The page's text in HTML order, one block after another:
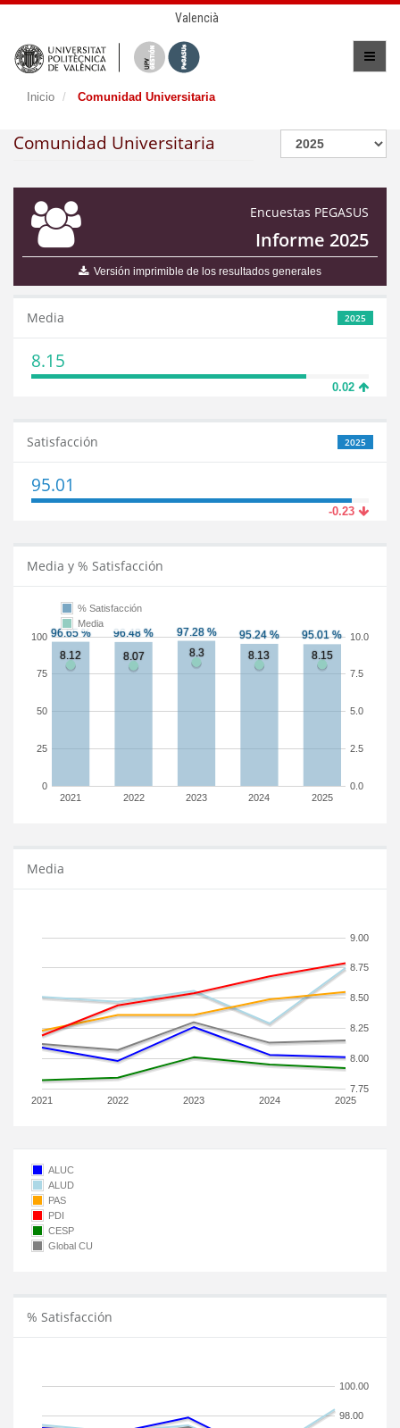
Valencià
Inicio Comunidad Universitaria
Comunidad Universitaria
Encuestas PEGASUS
Informe 2025
Versión imprimible de los resultados generales
2025
Media
8.15
0.02
2025
Satisfacción
95.01
-0.23
Media y % Satisfacción
2021 2022 2023 2024 2025
0
25
50
75
100
0.0
2.5
5.0
7.5
10.0
% Satisfacción
Media
Media
2021 2022 2023 2024 2025
7.75
8.00
8.25
8.50
8.75
9.00
ALUC
ALUD
PAS
PDI
CESP
Global CU
% Satisfacción
98.00
100.00